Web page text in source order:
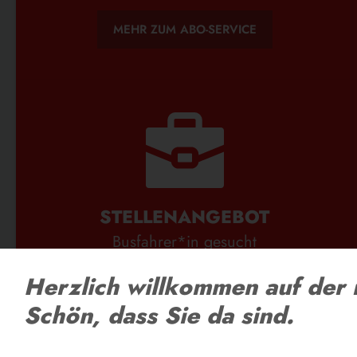
MEHR ZUM ABO-SERVICE
STELLENANGEBOT
Busfahrer*in gesucht
ZU DEN STELLENANGEBOTEN
Herzlich willkommen auf der
Schön, dass Sie da sind.